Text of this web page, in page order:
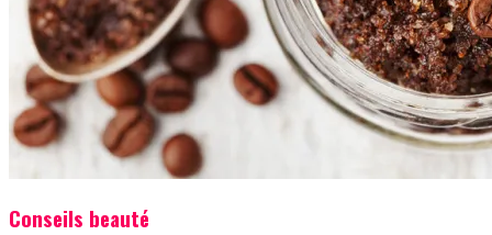
Conseils beauté